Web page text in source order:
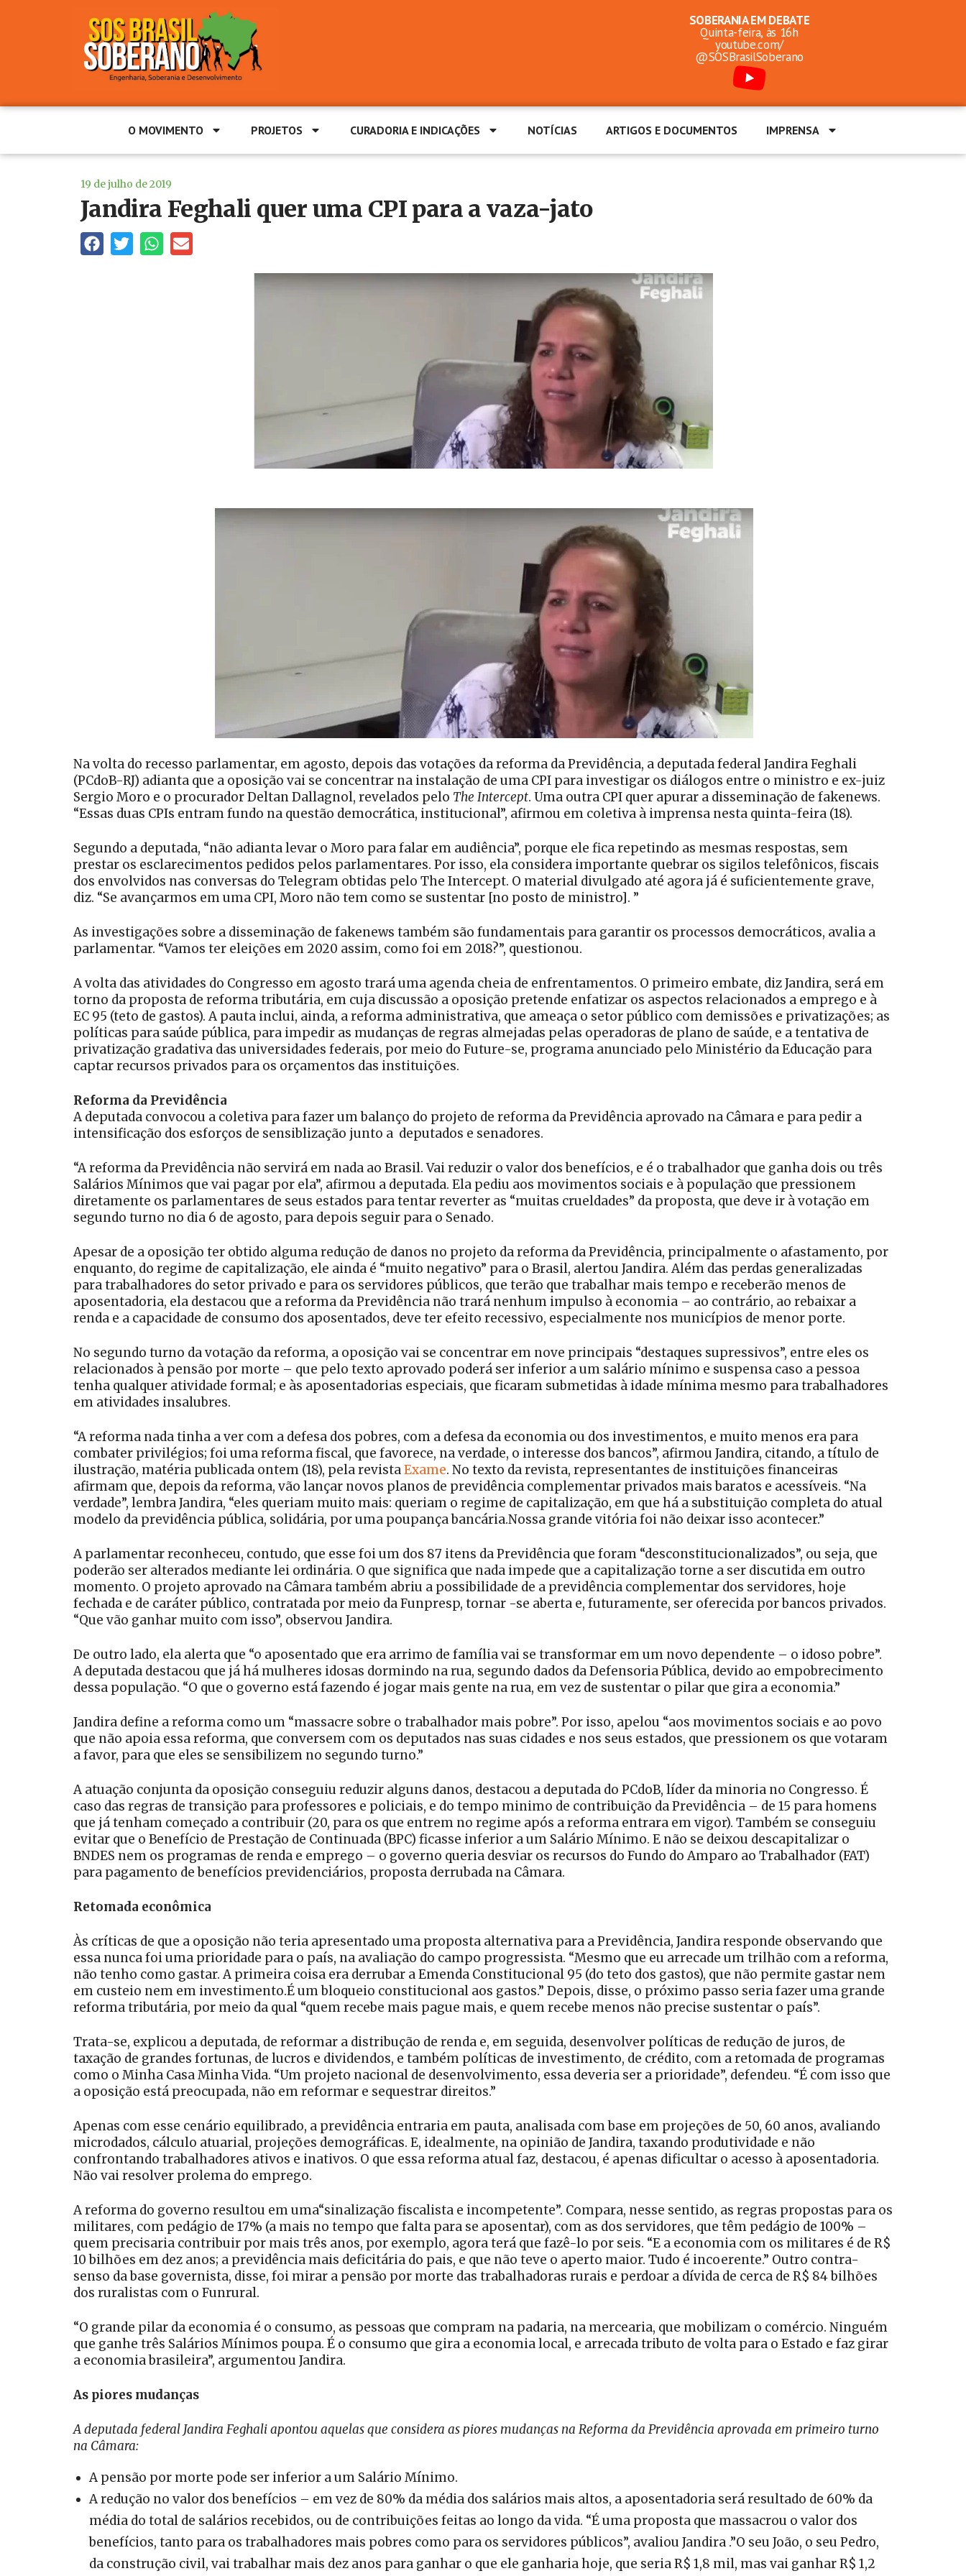
SOBERANIA EM DEBATE
Quinta-feira, às 16h
youtube.com/
@SOSBrasilSoberano
O MOVIMENTO PROJETOS CURADORIA E INDICAÇÕES NOTÍCIAS ARTIGOS E DOCUMENTOS IMPRENSA
19 de julho de 2019
Jandira Feghali quer uma CPI para a vaza-jato
Na volta do recesso parlamentar, em agosto, depois das votações da reforma da Previdência, a deputada federal Jandira Feghali
(PCdoB-RJ) adianta que a oposição vai se concentrar na instalação de uma CPI para investigar os diálogos entre o ministro e ex-juiz
Sergio Moro e o procurador Deltan Dallagnol, revelados pelo The Intercept. Uma outra CPI quer apurar a disseminação de fakenews.
“Essas duas CPIs entram fundo na questão democrática, institucional”, afirmou em coletiva à imprensa nesta quinta-feira (18).
Segundo a deputada, “não adianta levar o Moro para falar em audiência”, porque ele fica repetindo as mesmas respostas, sem
prestar os esclarecimentos pedidos pelos parlamentares. Por isso, ela considera importante quebrar os sigilos telefônicos, fiscais
dos envolvidos nas conversas do Telegram obtidas pelo The Intercept. O material divulgado até agora já é suficientemente grave,
diz. “Se avançarmos em uma CPI, Moro não tem como se sustentar [no posto de ministro]. ”
As investigações sobre a disseminação de fakenews também são fundamentais para garantir os processos democráticos, avalia a
parlamentar. “Vamos ter eleições em 2020 assim, como foi em 2018?”, questionou.
A volta das atividades do Congresso em agosto trará uma agenda cheia de enfrentamentos. O primeiro embate, diz Jandira, será em
torno da proposta de reforma tributária, em cuja discussão a oposição pretende enfatizar os aspectos relacionados a emprego e à
EC 95 (teto de gastos). A pauta inclui, ainda, a reforma administrativa, que ameaça o setor público com demissões e privatizações; as
políticas para saúde pública, para impedir as mudanças de regras almejadas pelas operadoras de plano de saúde, e a tentativa de
privatização gradativa das universidades federais, por meio do Future-se, programa anunciado pelo Ministério da Educação para
captar recursos privados para os orçamentos das instituições.
Reforma da Previdência
A deputada convocou a coletiva para fazer um balanço do projeto de reforma da Previdência aprovado na Câmara e para pedir a
intensificação dos esforços de sensiblização junto a deputados e senadores.
“A reforma da Previdência não servirá em nada ao Brasil. Vai reduzir o valor dos benefícios, e é o trabalhador que ganha dois ou três
Salários Mínimos que vai pagar por ela”, afirmou a deputada. Ela pediu aos movimentos sociais e à população que pressionem
diretamente os parlamentares de seus estados para tentar reverter as “muitas crueldades” da proposta, que deve ir à votação em
segundo turno no dia 6 de agosto, para depois seguir para o Senado.
Apesar de a oposição ter obtido alguma redução de danos no projeto da reforma da Previdência, principalmente o afastamento, por
enquanto, do regime de capitalização, ele ainda é “muito negativo” para o Brasil, alertou Jandira. Além das perdas generalizadas
para trabalhadores do setor privado e para os servidores públicos, que terão que trabalhar mais tempo e receberão menos de
aposentadoria, ela destacou que a reforma da Previdência não trará nenhum impulso à economia – ao contrário, ao rebaixar a
renda e a capacidade de consumo dos aposentados, deve ter efeito recessivo, especialmente nos municípios de menor porte.
No segundo turno da votação da reforma, a oposição vai se concentrar em nove principais “destaques supressivos”, entre eles os
relacionados à pensão por morte – que pelo texto aprovado poderá ser inferior a um salário mínimo e suspensa caso a pessoa
tenha qualquer atividade formal; e às aposentadorias especiais, que ficaram submetidas à idade mínima mesmo para trabalhadores
em atividades insalubres.
“A reforma nada tinha a ver com a defesa dos pobres, com a defesa da economia ou dos investimentos, e muito menos era para
combater privilégios; foi uma reforma fiscal, que favorece, na verdade, o interesse dos bancos”, afirmou Jandira, citando, a título de
ilustração, matéria publicada ontem (18), pela revistaExame. No texto da revista, representantes de instituições financeiras
afirmam que, depois da reforma, vão lançar novos planos de previdência complementar privados mais baratos e acessíveis. “Na
verdade”, lembra Jandira, “eles queriam muito mais: queriam o regime de capitalização, em que há a substituição completa do atual
modelo da previdência pública, solidária, por uma poupança bancária.Nossa grande vitória foi não deixar isso acontecer.”
A parlamentar reconheceu, contudo, que esse foi um dos 87 itens da Previdência que foram “desconstitucionalizados”, ou seja, que
poderão ser alterados mediante lei ordinária. O que significa que nada impede que a capitalização torne a ser discutida em outro
momento. O projeto aprovado na Câmara também abriu a possibilidade de a previdência complementar dos servidores, hoje
fechada e de caráter público, contratada por meio da Funpresp, tornar -se aberta e, futuramente, ser oferecida por bancos privados.
“Que vão ganhar muito com isso”, observou Jandira.
De outro lado, ela alerta que “o aposentado que era arrimo de família vai se transformar em um novo dependente – o idoso pobre”.
A deputada destacou que já há mulheres idosas dormindo na rua, segundo dados da Defensoria Pública, devido ao empobrecimento
dessa população. “O que o governo está fazendo é jogar mais gente na rua, em vez de sustentar o pilar que gira a economia.”
Jandira define a reforma como um “massacre sobre o trabalhador mais pobre”. Por isso, apelou “aos movimentos sociais e ao povo
que não apoia essa reforma, que conversem com os deputados nas suas cidades e nos seus estados, que pressionem os que votaram
a favor, para que eles se sensibilizem no segundo turno.”
A atuação conjunta da oposição conseguiu reduzir alguns danos, destacou a deputada do PCdoB, líder da minoria no Congresso. É
caso das regras de transição para professores e policiais, e do tempo minimo de contribuição da Previdência – de 15 para homens
que já tenham começado a contribuir (20, para os que entrem no regime após a reforma entrara em vigor). Também se conseguiu
evitar que o Benefício de Prestação de Continuada (BPC) ficasse inferior a um Salário Mínimo. E não se deixou descapitalizar o
BNDES nem os programas de renda e emprego – o governo queria desviar os recursos do Fundo do Amparo ao Trabalhador (FAT)
para pagamento de benefícios previdenciários, proposta derrubada na Câmara.
Retomada econômica
Às críticas de que a oposição não teria apresentado uma proposta alternativa para a Previdência, Jandira responde observando que
essa nunca foi uma prioridade para o país, na avaliação do campo progressista. “Mesmo que eu arrecade um trilhão com a reforma,
não tenho como gastar. A primeira coisa era derrubar a Emenda Constitucional 95 (do teto dos gastos), que não permite gastar nem
em custeio nem em investimento.É um bloqueio constitucional aos gastos.” Depois, disse, o próximo passo seria fazer uma grande
reforma tributária, por meio da qual “quem recebe mais pague mais, e quem recebe menos não precise sustentar o país”.
Trata-se, explicou a deputada, de reformar a distribução de renda e, em seguida, desenvolver políticas de redução de juros, de
taxação de grandes fortunas, de lucros e dividendos, e também políticas de investimento, de crédito, com a retomada de programas
como o Minha Casa Minha Vida. “Um projeto nacional de desenvolvimento, essa deveria ser a prioridade”, defendeu. “É com isso que
a oposição está preocupada, não em reformar e sequestrar direitos.”
Apenas com esse cenário equilibrado, a previdência entraria em pauta, analisada com base em projeções de 50, 60 anos, avaliando
microdados, cálculo atuarial, projeções demográficas. E, idealmente, na opinião de Jandira, taxando produtividade e não
confrontando trabalhadores ativos e inativos. O que essa reforma atual faz, destacou, é apenas dificultar o acesso à aposentadoria.
Não vai resolver prolema do emprego.
A reforma do governo resultou em uma“sinalização fiscalista e incompetente”. Compara, nesse sentido, as regras propostas para os
militares, com pedágio de 17% (a mais no tempo que falta para se aposentar), com as dos servidores, que têm pedágio de 100% –
quem precisaria contribuir por mais três anos, por exemplo, agora terá que fazê-lo por seis. “E a economia com os militares é de R$
10 bilhões em dez anos; a previdência mais deficitária do pais, e que não teve o aperto maior. Tudo é incoerente.” Outro contra-
senso da base governista, disse, foi mirar a pensão por morte das trabalhadoras rurais e perdoar a dívida de cerca de R$ 84 bilhões
dos ruralistas com o Funrural.
“O grande pilar da economia é o consumo, as pessoas que compram na padaria, na mercearia, que mobilizam o comércio. Ninguém
que ganhe três Salários Mínimos poupa. É o consumo que gira a economia local, e arrecada tributo de volta para o Estado e faz girar
a economia brasileira”, argumentou Jandira.
As piores mudanças
A deputada federal Jandira Feghali apontou aquelas que considera as piores mudanças na Reforma da Previdência aprovada em primeiro turno
na Câmara:
A pensão por morte pode ser inferior a um Salário Mínimo.
A redução no valor dos benefícios – em vez de 80% da média dos salários mais altos, a aposentadoria será resultado de 60% da
média do total de salários recebidos, ou de contribuições feitas ao longo da vida. “É uma proposta que massacrou o valor dos
benefícios, tanto para os trabalhadores mais pobres como para os servidores públicos”, avaliou Jandira .”O seu João, o seu Pedro,
da construção civil, vai trabalhar mais dez anos para ganhar o que ele ganharia hoje, que seria R$ 1,8 mil, mas vai ganhar R$ 1,2